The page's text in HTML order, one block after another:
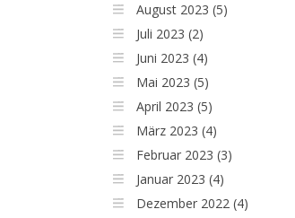
August 2023 (5)
Juli 2023 (2)
Juni 2023 (4)
Mai 2023 (5)
April 2023 (5)
März 2023 (4)
Februar 2023 (3)
Januar 2023 (4)
Dezember 2022 (4)